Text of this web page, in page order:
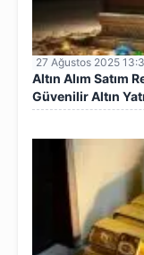
27 Ağustos 2025
Altın Alım Satım
Güvenilir Altın